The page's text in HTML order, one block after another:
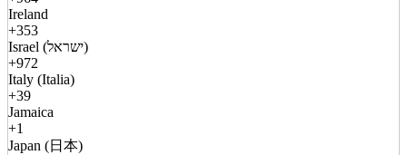
Ireland
+353
Israel (ישראל)
+972
Italy (Italia)
+39
Jamaica
+1
Japan (日本)